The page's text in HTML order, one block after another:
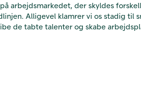
arbejdsmarkedet, der skyldes
Alligevel klamrer vi os stadig til
de tabte talenter og skabe